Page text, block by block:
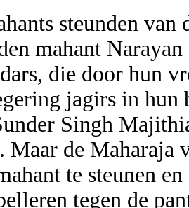
steunden van
mahant
die door hun
jagirs in hun
Singh
Maar de Maharaja
te steunen
tegen de